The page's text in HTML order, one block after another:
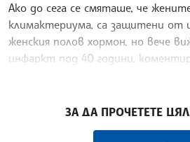
Ако до сега се смяташе, че
климактериума, са защитени от
женския полов хормон, но вече
инфаркт под 40 години,
ЗА ДА ПРОЧЕТЕТЕ